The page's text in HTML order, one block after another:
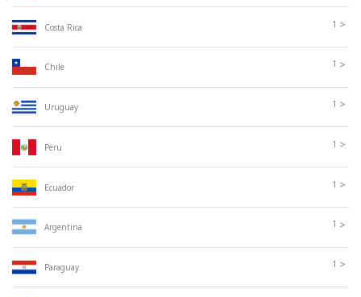
Costa Rica 1 >
Chile 1 >
Uruguay 1 >
Peru 1 >
Ecuador 1 >
Argentina 1 >
Paraguay 1 >